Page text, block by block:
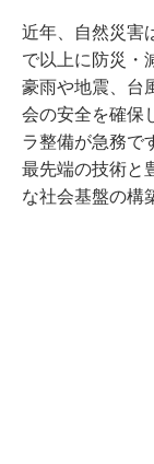
近年、自然災害
で以上に防災・
豪雨や地震、台
会の安全を確保
ラ整備が急務で
最先端の技術と
な社会基盤の構